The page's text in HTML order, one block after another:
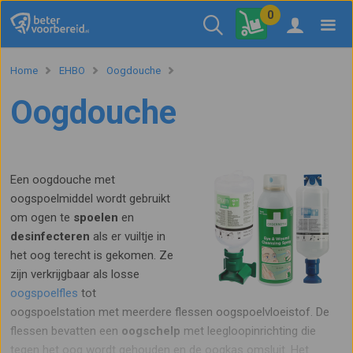
0
Home EHBO Oogdouche
Oogdouche
Een oogdouche met
oogspoelmiddel wordt gebruikt
om ogen te spoelen en
desinfecteren als er vuiltje in
het oog terecht is gekomen. Ze
zijn verkrijgbaar als losse
oogspoelfles tot
oogspoelstation met meerdere flessen oogspoelvloeistof. De
flessen bevatten een oogschelp met leegloopinrichting die
tegen het oog wordt gehouden en de oogkas omsluit. Het